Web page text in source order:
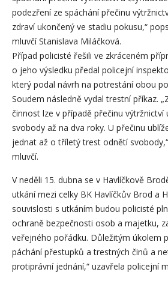
podezření ze spáchání přečinu
zdraví ukončený ve stadiu pokusu,“
mluvčí Stanislava Miláčková.
Případ policisté řešili ve zkráceném
o jeho výsledku předal policejní
který podal návrh na potrestání obou
Soudem následně vydal trestní příkaz.
činnost lze v případě přečinu
svobody až na dva roky. U přečinu
jednat až o tříletý trest odnětí
mluvčí.
V neděli 15. dubna se v Havlíčkově
utkání mezi celky BK Havlíčkův Brod a
souvislosti s utkáním budou policisté
ochraně bezpečnosti osob a majetku,
veřejného pořádku. Důležitým úkolem
páchání přestupků a trestných činů a
protiprávní jednání,“ uzavřela policejní